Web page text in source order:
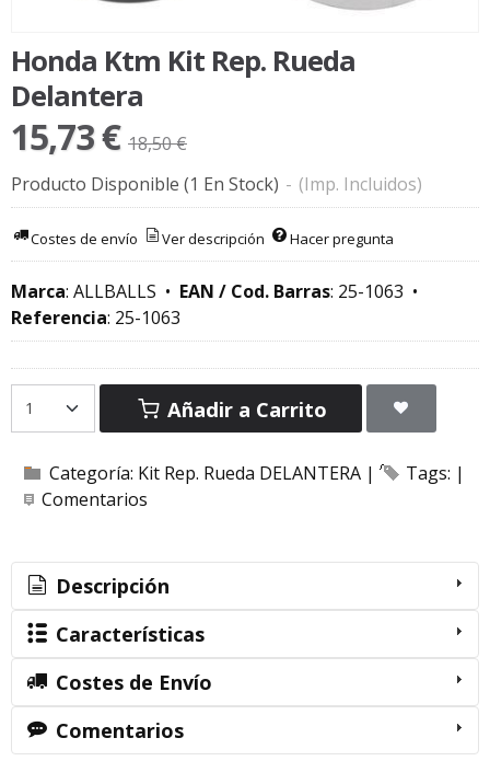
Honda Ktm Kit Rep. Rueda
Delantera
15,73 € 18,50 €
Producto Disponible (1 En Stock) - (Imp. Incluidos)
Costes de envío Ver descripción Hacer pregunta
Marca: ALLBALLS • EAN / Cod. Barras: 25-1063 •
Referencia: 25-1063
Añadir a Carrito
Categoría: Kit Rep. Rueda DELANTERA | Tags: |
Comentarios
Descripción
Características
Costes de Envío
Comentarios